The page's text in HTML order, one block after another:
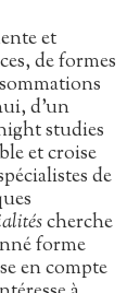
et
de formes
d’un
studies
et croise
de
cherche
forme
en compte